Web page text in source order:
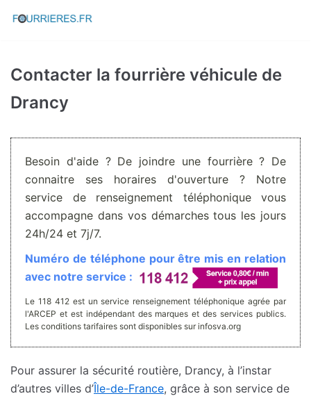
Aller
Contacter la fourrière véhicule de
Drancy
Besoin d'aide ? De joindre une fourrière ? De
connaitre ses horaires d'ouverture ? Notre
service de renseignement téléphonique vous
accompagne dans vos démarches tous les jours
24h/24 et 7j/7.
Numéro de téléphone pour être mis en relation
avec notre service :
Le 118 412 est un service renseignement téléphonique agrée par
l'ARCEP et est indépendant des marques et des services publics.
Les conditions tarifaires sont disponibles sur infosva.org
Pour assurer la sécurité routière, Drancy, à l’instar
d’autres villes d’Île-de-France, grâce à son service de